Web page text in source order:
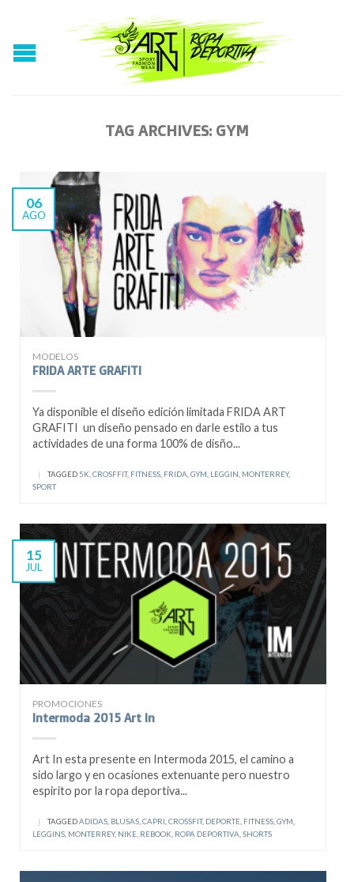
TAG ARCHIVES: GYM
06
AGO
MODELOS
FRIDA ARTE GRAFITI
Ya disponible el diseño edición limitada FRIDA ART
GRAFITI un diseño pensado en darle estilo a tus
actividades de una forma 100% de disño...
| TAGGED5K,CROSFFIT, FITNESS, FRIDA,GYM, LEGGIN, MONTERREY,
SPORT
15
JUL
PROMOCIONES
Intermoda 2015 Art In
Art In esta presente en Intermoda 2015, el camino a
sido largo y en ocasiones extenuante pero nuestro
espirito por la ropa deportiva...
| TAGGEDADIDAS BLUSAS CAPRI CROSSFIT, DEPORTE FITNESS GYM
LEGGINS MONTERREY, NIKE REBOOK ROPA DEPORTIVA SHORTS